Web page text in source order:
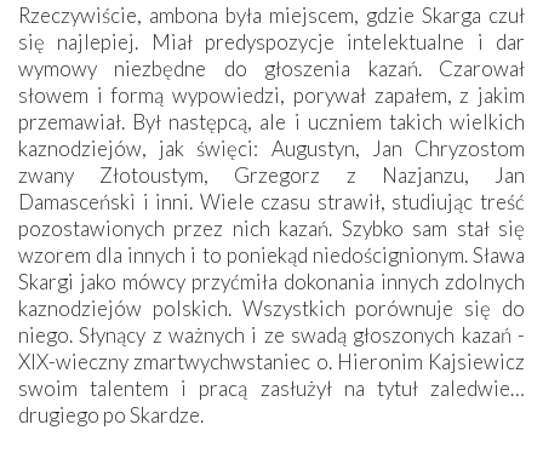
Rzeczywiście, ambona była miejscem, gdzie Skarga czuł
się najlepiej. Miał predyspozycje intelektualne i dar
wymowy niezbędne do głoszenia kazań. Czarował
słowem i formą wypowiedzi, porywał zapałem, z jakim
przemawiał. Był następcą, ale i uczniem takich wielkich
kaznodziejów, jak święci: Augustyn, Jan Chryzostom
zwany Złotoustym, Grzegorz z Nazjanzu, Jan
Damasceński i inni. Wiele czasu strawił, studiując treść
pozostawionych przez nich kazań. Szybko sam stał się
wzorem dla innych i to poniekąd niedoścignionym. Sława
Skargi jako mówcy przyćmiła dokonania innych zdolnych
kaznodziejów polskich. Wszystkich porównuje się do
niego. Słynący z ważnych i ze swadą głoszonych kazań ­
XIX-wieczny zmartwychwstaniec o. Hieronim Kajsiewicz
swoim talentem i pracą zasłużył na tytuł zaledwie…
drugiego po Skardze.